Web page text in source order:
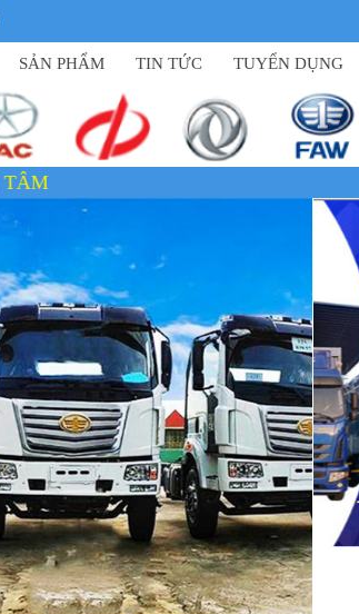
SẢN PHẨM TIN TỨC TUYỂN DỤNG